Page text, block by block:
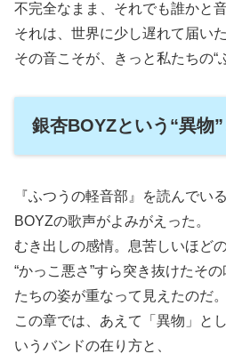
不完全なまま、それでも誰かと
それは、世界に少し遅れて届い
その音こそが、きっと私たちの“
銀杏BOYZという“異物
『ふつうの軽音部』を読んでい
BOYZの歌声がよみがえった。
むき出しの感情。息苦しいほど
“かっこ悪さ”すら突き抜けたそ
たちの姿が重なって見えたのだ。
この章では、あえて「異物」と
いうバンドの在り方と、